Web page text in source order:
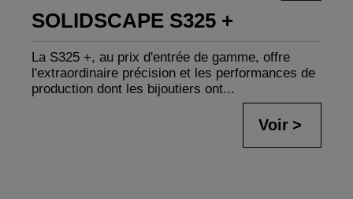
SOLIDSCAPE S325 +
La S325 +, au prix d'entrée de gamme, offre
l'extraordinaire précision et les performances de
production dont les bijoutiers ont...
Voir